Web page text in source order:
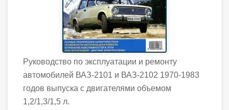
Руководство по эксплуатации и ремонту
автомобилей ВАЗ-2101 и ВАЗ-2102 1970-1983
годов выпуска с двигателями объемом
1,2/1,3/1,5 л.